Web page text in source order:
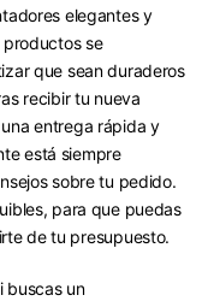
elegantes y
se
que sean duraderos
recibir tu nueva
entrega rápida y
está siempre
sobre tu pedido.
para que puedas
de tu presupuesto.
buscas un